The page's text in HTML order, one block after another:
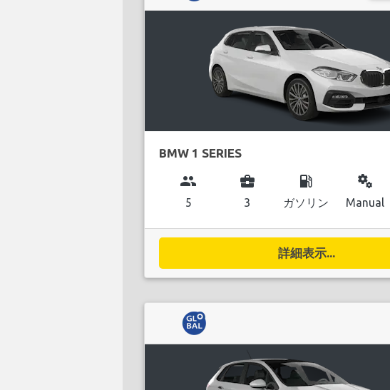
BMW 1 SERIES
group
5
business_center
3
local_gas_station
ガソリン
miscellaneous_services
Manual
詳細表示...